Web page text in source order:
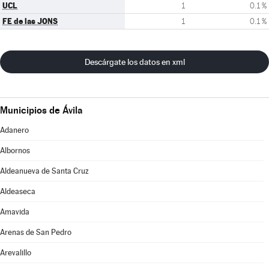
UCL 1 0.1 %
FE de las JONS 1 0.1 %
Descárgate los datos en xml
Municipios de Ávila
Adanero
Albornos
Aldeanueva de Santa Cruz
Aldeaseca
Amavida
Arenas de San Pedro
Arevalillo